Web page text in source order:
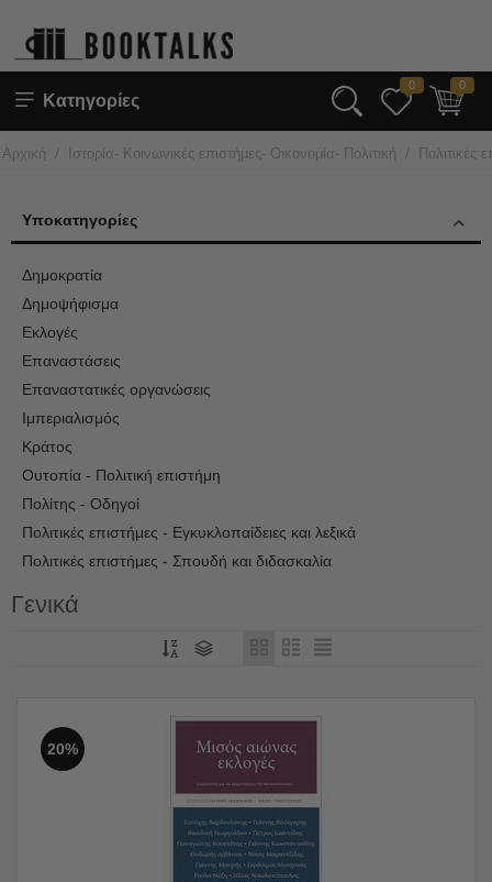
Κατηγορίες
0 0
Αρχική / Ιστορία- Κοινωνικές επιστήμες- Οικονομία- Πολιτική / Πολιτικές
Υποκατηγορίες
Δημοκρατία
Δημοψήφισμα
Εκλογές
Επαναστάσεις
Επαναστατικές οργανώσεις
Ιμπεριαλισμός
Κράτος
Ουτοπία - Πολιτική επιστήμη
Πολίτης - Οδηγοί
Πολιτικές επιστήμες - Εγκυκλοπαίδειες και λεξικά
Πολιτικές επιστήμες - Σπουδή και διδασκαλία
Πολιτική ιδεολογία
Πολιτικοί θεσμοί
Στοιχεία δημοκρατικού πολιτεύματος - Σπουδή και διδασκαλία
Στοιχεία δημοκρατικού πολιτεύματος - Σπουδή και διδασκαλία
Συγκριτική διακυβέρνηση
Γενικά
20%